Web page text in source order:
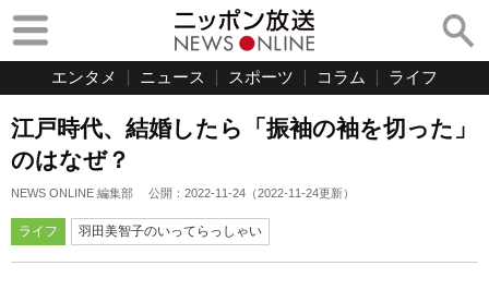
エンタメ ニュース スポーツ コラム ライフ
江戸時代、結婚したら「振袖の袖を切った」
のはなぜ？
NEWS ONLINE 編集部 公開： 2022-11-24 （2022-11-24更新）
ライフ 羽田美智子のいってらっしゃい